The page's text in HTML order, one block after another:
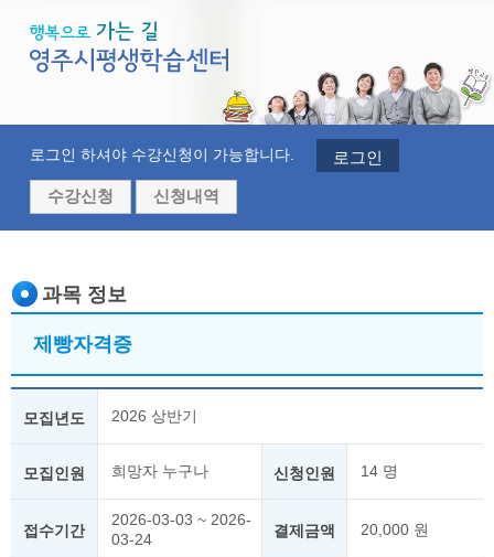
로그인 하셔야 수강신청이 가능합니다. 로그인
수강신청 신청내역
과목 정보
제빵자격증
모집년도 2026 상반기
모집인원 희망자 누구나 신청인원 14 명
접수기간
2026-03-03 ~ 2026-
03-24
결제금액 20,000 원